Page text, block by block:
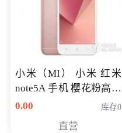
小米（MI） 小米 红米
note5A 手机 樱花粉高配
版 全网通(3G+32G)
0.00 库存0
直营